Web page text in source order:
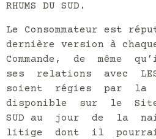
RHUMS DU SUD.
Le Consommateur est
dernière version à
Commande, de même
ses relations avec LES
soient régies par la
disponible sur le Site
SUD au jour de la
litige dont il